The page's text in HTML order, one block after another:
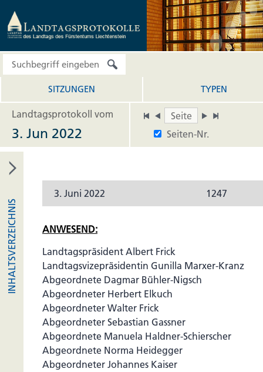
SITZUNGEN TYPEN
Landtagsprotokoll vom
Seiten-Nr.
3. Jun 2022
INHALTSVERZEICHNIS
3. Juni 2022 1247
ANWESEND:
Landtagspräsident Albert Frick
Landtagsvizepräsidentin Gunilla Marxer-Kranz
Abgeordnete Dagmar Bühler-Nigsch
Abgeordneter Herbert Elkuch
Abgeordneter Walter Frick
Abgeordneter Sebastian Gassner
Abgeordnete Manuela Haldner-Schierscher
Abgeordnete Norma Heidegger
Abgeordneter Johannes Kaiser